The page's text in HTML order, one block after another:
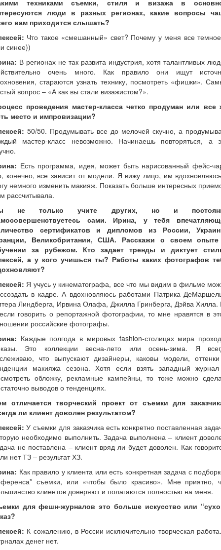
техниками съемки, стиля и визажа в
люди в разных регионах, какие вопросы
вам приходится слышать?
Что такое «смешанный» свет? Почему у меня все
синее))
В регионах не так развита индустрия, хотя талантливых
очень много. Как правило они ищут
стараются узнать технику, посмотреть «фишки».
вопрос – «А как вы стали визажистом?».
проведения мастер-класса четко продуман или все
место и импровизации?
50/50. Продумывать все до мелочей скучно, а
мастер-класс невозможно. Начинаешь повторяться, а
Есть программа, идея, может быть нарисованный фейс-
конечно, все зависит от модели. Я вижу лицо, им
немного изменить макияж. Показать больше интересных
рассчитывала.
не только учите других, но и
сами. Ирина, у тебя
сертификатов и дипломов из России,
Великобритании, США. Расскажи о своем
за рубежом. Кто задает тренды и диктует
а у кого учишься ты? Работы каких фотографов
Я учусь у кинематографа, все что мы видим в фильме
в кадре. А вдохновляюсь работами Патрика
Линдберга, Ирвина Олафа, Джилла Гринберга, Дэйва Хилла.
говорить о репортажной фотографии, то мне нравятся в
российские фотографы.
Каждые полгода в мировых fashion-столицах мира
Это коллекции весна-лето или осень-зима. Я
что выпускают дизайнеры, каковы модели,
макияжа сезона. Хотя если взять западный
обложку, рекламные кампейны, то тоже можно
выводов о тенденциях.
отличается творческий проект от съемки для
ли клиент доволен результатом?
У съемки для заказчика есть конкретно поставленная
необходимо выполнить. Задача выполнена – клиент
не поставлена – клиент вряд ли будет доволен. Как
нет ТЗ – результат ХЗ.
Как правило у клиента или есть конкретная задача с
съемки, или «чтобы было красиво». Мне приятно,
клиентов доверяют и полагаются полностью на меня.
для фешн-журналов это больше искусство или
К сожалению, в России исключительно творческая
денег нет.